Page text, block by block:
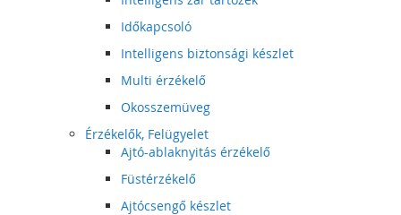
Időkapcsoló
Intelligens biztonsági készlet
Multi érzékelő
Okosszemüveg
Érzékelők, Felügyelet
Ajtó-ablaknyitás érzékelő
Füstérzékelő
Ajtócsengő készlet